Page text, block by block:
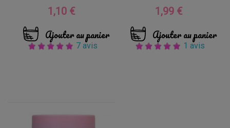
Prix
1,10 €
Ajouter au panier
7 avis
Prix
1,99 €
Ajouter au panier
1 avis